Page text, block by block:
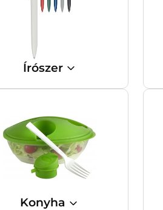
Írószer
Konyha